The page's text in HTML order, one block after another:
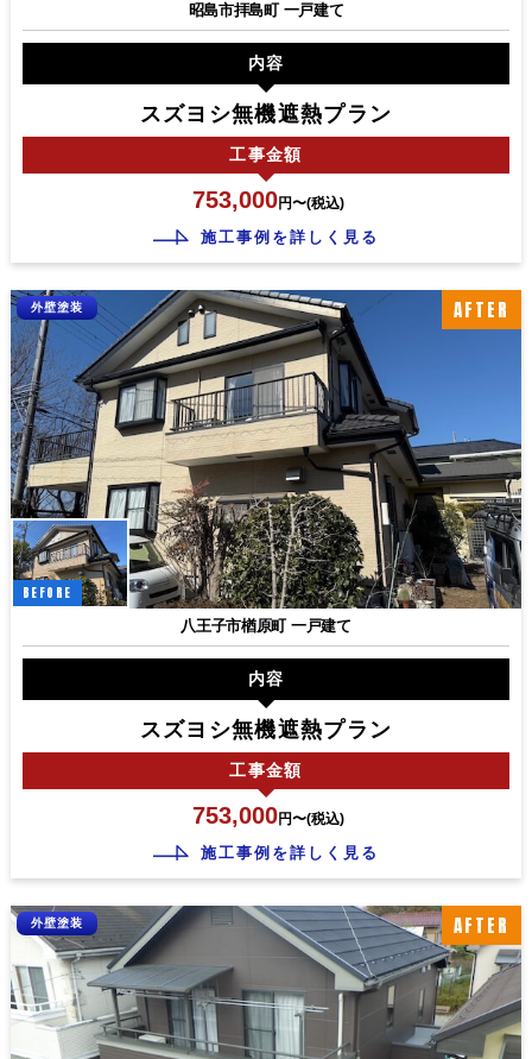
昭島市拝島町 一戸建て
内容
スズヨシ無機遮熱プラン
工事金額
753,000円〜(税込)
施工事例を詳しく見る
AFTER
BEFORE
外壁塗装
八王子市楢原町 一戸建て
内容
スズヨシ無機遮熱プラン
工事金額
753,000円〜(税込)
施工事例を詳しく見る
AFTER
外壁塗装